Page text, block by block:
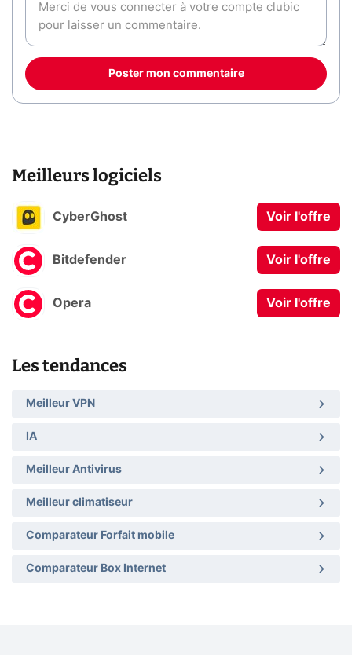
Poster mon commentaire
Meilleurs logiciels
CyberGhost Voir l'offre
Bitdefender Voir l'offre
Opera Voir l'offre
Les tendances
Meilleur VPN
IA
Meilleur Antivirus
Meilleur climatiseur
Comparateur Forfait mobile
Comparateur Box Internet